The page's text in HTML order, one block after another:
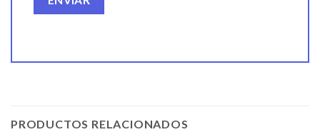
PRODUCTOS RELACIONADOS